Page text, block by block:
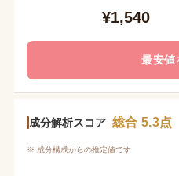
¥1,540
最安値
成分解析スコア 総合 5.3点
※ 成分構成からの推定値です